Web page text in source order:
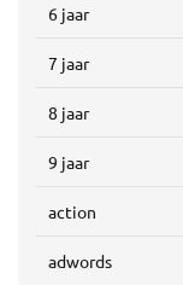
6 jaar
7 jaar
8 jaar
9 jaar
action
adwords